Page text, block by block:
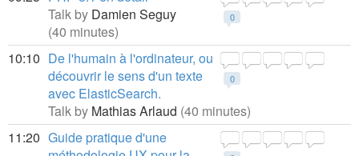
0
Talk by Damien Seguy
(40 minutes)
10:10
0
De l'humain à l'ordinateur, ou
découvrir le sens d'un texte
avec ElasticSearch.
Talk by Mathias Arlaud (40 minutes)
11:20 Guide pratique d'une